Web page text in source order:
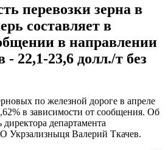
перевозки зерна в
составляет в
в направлении
- 22,1-23,6 долл./т без
по железной дороге в апреле
в зависимости от сообщения. Об
директора департамента
Укрзализныця Валерий Ткачев.